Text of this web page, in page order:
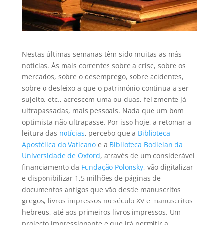
Nestas últimas semanas têm sido muitas as más
notícias. Às mais correntes sobre a crise, sobre os
mercados, sobre o desemprego, sobre acidentes,
sobre o desleixo a que o património continua a ser
sujeito, etc., acrescem uma ou duas, felizmente já
ultrapassadas, mais pessoais. Nada que um bom
optimista não ultrapasse. Por isso hoje, a retomar a
leitura das notícias, percebo que a Biblioteca
Apostólica do Vaticanoe a Biblioteca Bodleian da
Universidade de Oxford, através de um considerável
financiamento da Fundação Polonsky, vão digitalizar
e disponibilizar 1,5 milhões de páginas de
documentos antigos que vão desde manuscritos
gregos, livros impressos no século XV e manuscritos
hebreus, até aos primeiros livros impressos. Um